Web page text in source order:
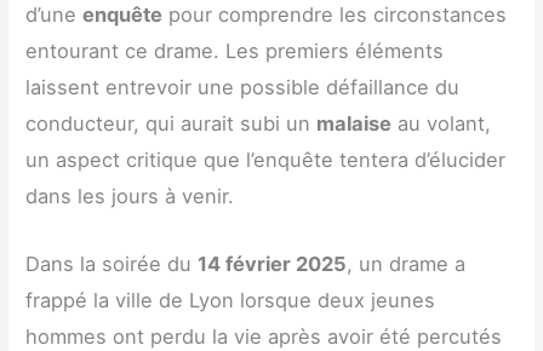
d’uneenquête pour comprendre les circonstances
entourant ce drame. Les premiers éléments
laissent entrevoir une possible défaillance du
conducteur, qui aurait subi un malaise au volant,
un aspect critique que l’enquête tentera d’élucider
dans les jours à venir.
Dans la soirée du 14 février 2025, un drame a
frappé la ville de Lyon lorsque deux jeunes
hommes ont perdu la vie après avoir été percutés